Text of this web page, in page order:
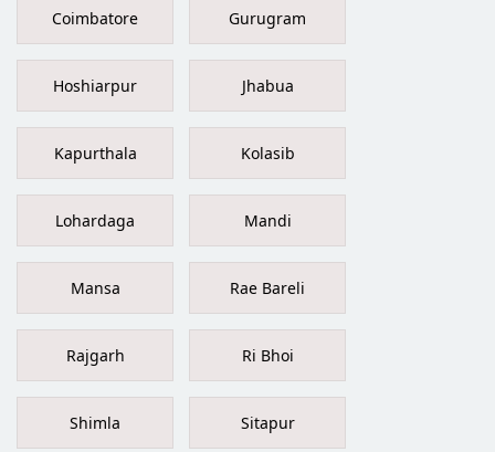
Coimbatore Gurugram
Hoshiarpur Jhabua
Kapurthala Kolasib
Lohardaga Mandi
Mansa Rae Bareli
Rajgarh Ri Bhoi
Shimla Sitapur